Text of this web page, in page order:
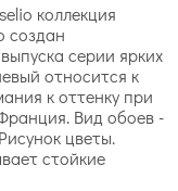
коллекция
создан
серии ярких
относится к
к оттенку при
Вид обоев -
цветы.
стойкие